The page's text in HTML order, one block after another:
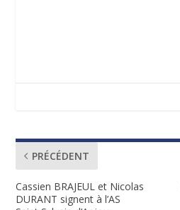
PRÉCÉDENT
Cassien BRAJEUL et Nicolas
DURANT signent à l’AS